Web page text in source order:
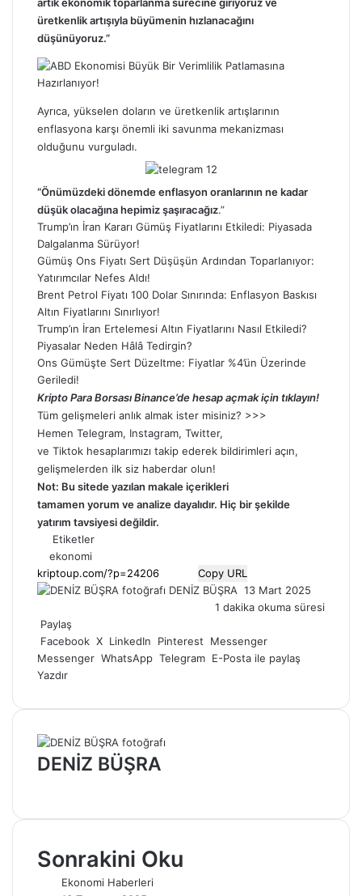
üretkenlik artışıyla büyümenin hızlanacağını
düşünüyoruz.”
Ayrıca, yükselen doların ve üretkenlik artışlarının
enflasyona karşı önemli iki savunma mekanizması
olduğunu vurguladı.
“Önümüzdeki dönemde enflasyon oranlarının ne kadar
düşük olacağına hepimiz şaşıracağız.”
Trump’ın İran Kararı Gümüş Fiyatlarını Etkiledi: Piyasada
Dalgalanma Sürüyor!
Gümüş Ons Fiyatı Sert Düşüşün Ardından Toparlanıyor:
Yatırımcılar Nefes Aldı!
Brent Petrol Fiyatı 100 Dolar Sınırında: Enflasyon Baskısı
Altın Fiyatlarını Sınırlıyor!
Trump’ın İran Ertelemesi Altın Fiyatlarını Nasıl Etkiledi?
Piyasalar Neden Hâlâ Tedirgin?
Ons Gümüşte Sert Düzeltme: Fiyatlar %4’ün Üzerinde
Geriledi!
Kripto Para Borsası Binance’de hesap açmak için tıklayın!
Tüm gelişmeleri anlık almak ister misiniz? >>>
Hemen Telegram, Instagram, Twitter,
ve Tiktok hesaplarımızı takip ederek bildirimleri açın,
gelişmelerden ilk siz haberdar olun!
Not: Bu sitede yazılan makale içerikleri
tamamen yorum ve analize dayalıdır. Hiç bir şekilde
yatırım tavsiyesi değildir.
Etiketler
ekonomi
Copy URL
DENİZ BÜŞRA Bir
e-
göndermek
13 Mart 2025
1 dakika okuma süresi
Paylaş
Facebook X LinkedIn Pinterest
Messenger
Messenger WhatsApp Telegram E-Posta ile paylaş
Yazdır
DENİZ BÜŞRA
Sonrakini Oku
Ekonomi Haberleri